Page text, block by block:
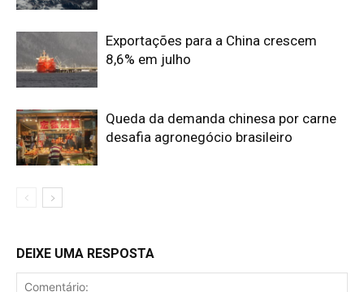
Exportações para a China crescem
8,6% em julho
Queda da demanda chinesa por carne
desafia agronegócio brasileiro
DEIXE UMA RESPOSTA